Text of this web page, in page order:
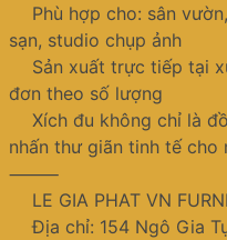
Phù hợp cho: sân
sạn, studio chụp ảnh
Sản xuất trực tiếp tại
đơn theo số lượng
Xích đu không chỉ là
nhấn thư giãn tinh tế cho
⸻
LE GIA PHAT VN
Địa chỉ: 154 Ngô Gia